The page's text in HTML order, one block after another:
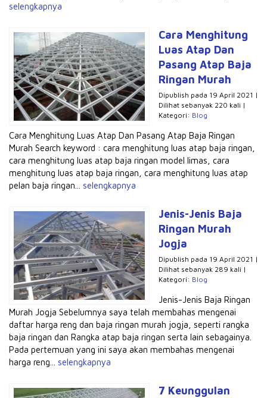
selengkapnya
Cara Menghitung
Luas Atap Dan
Pasang Atap Baja
Ringan Murah
Dipublish pada 19 April 2021 |
Dilihat sebanyak 220 kali |
Kategori: Blog
Cara Menghitung Luas Atap Dan Pasang Atap Baja Ringan
Murah Search keyword : cara menghitung luas atap baja ringan,
cara menghitung luas atap baja ringan model limas, cara
menghitung luas atap baja ringan, cara menghitung luas atap
pelan baja ringan... selengkapnya
Jenis-Jenis Baja
Ringan Murah
Jogja
Dipublish pada 19 April 2021 |
Dilihat sebanyak 289 kali |
Kategori: Blog
Jenis-Jenis Baja Ringan
Murah Jogja Sebelumnya saya telah membahas mengenai
daftar harga reng dan baja ringan murah jogja, seperti rangka
baja ringan dan Rangka atap baja ringan serta lain sebagainya.
Pada pertemuan yang ini saya akan membahas mengenai
harga reng... selengkapnya
7 Keunggulan